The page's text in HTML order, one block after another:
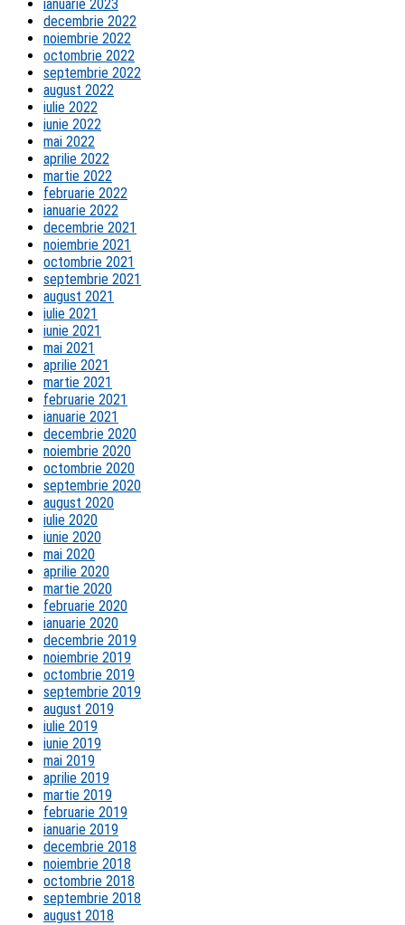
ianuarie 2023
decembrie 2022
noiembrie 2022
octombrie 2022
septembrie 2022
august 2022
iulie 2022
iunie 2022
mai 2022
aprilie 2022
martie 2022
februarie 2022
ianuarie 2022
decembrie 2021
noiembrie 2021
octombrie 2021
septembrie 2021
august 2021
iulie 2021
iunie 2021
mai 2021
aprilie 2021
martie 2021
februarie 2021
ianuarie 2021
decembrie 2020
noiembrie 2020
octombrie 2020
septembrie 2020
august 2020
iulie 2020
iunie 2020
mai 2020
aprilie 2020
martie 2020
februarie 2020
ianuarie 2020
decembrie 2019
noiembrie 2019
octombrie 2019
septembrie 2019
august 2019
iulie 2019
iunie 2019
mai 2019
aprilie 2019
martie 2019
februarie 2019
ianuarie 2019
decembrie 2018
noiembrie 2018
octombrie 2018
septembrie 2018
august 2018